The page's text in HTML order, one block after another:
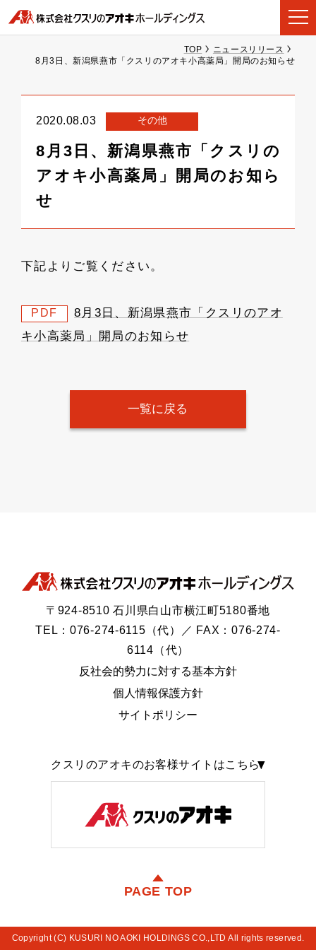
TOP
ニュースリリース
8月3日、新潟県燕市「クスリのアオキ小高薬局」開局のお知らせ
2020.08.03 その他
8月3日、新潟県燕市「クスリの
アオキ小高薬局」開局のお知ら
せ
下記よりご覧ください。
PDF
8月3日、新潟県燕市「クスリのアオ
キ小高薬局」開局のお知らせ
一覧に戻る
〒924-8510 石川県白山市横江町5180番地
TEL：076-274-6115（代）／ FAX：076-274-
6114（代）
反社会的勢力に対する基本方針
個人情報保護方針
サイトポリシー
クスリのアオキのお客様サイトはこちら
PAGE TOP
Copyright (C) KUSURI NO AOKI HOLDINGS CO.,LTD All rights reserved.